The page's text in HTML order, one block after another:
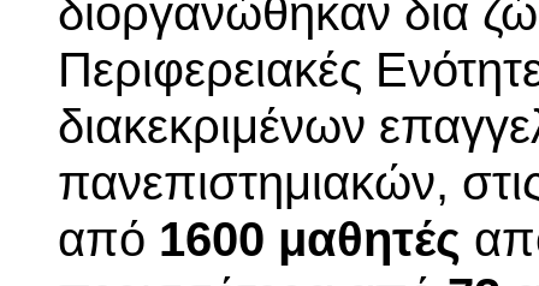
διοργανώθηκαν δια
Περιφερειακές
διακεκριμένων
πανεπιστημιακών,
από 1600 μαθητές